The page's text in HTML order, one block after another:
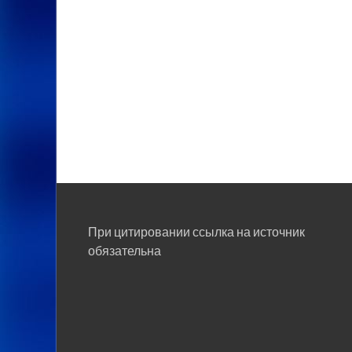
При цитировании ссылка на источник
обязательна